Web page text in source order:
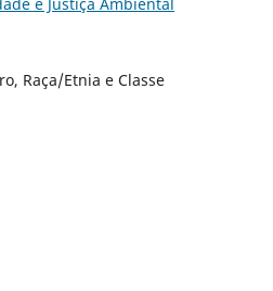
e Justiça Ambiental
Raça/Etnia e Classe